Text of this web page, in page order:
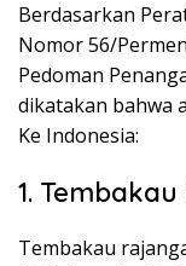
Berdasarkan
Nomor 56/
Pedoman
dikatakan bahwa
Ke Indonesia:
1.
Tembakau